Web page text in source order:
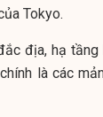
Tokyo.
địa, hạ
là các